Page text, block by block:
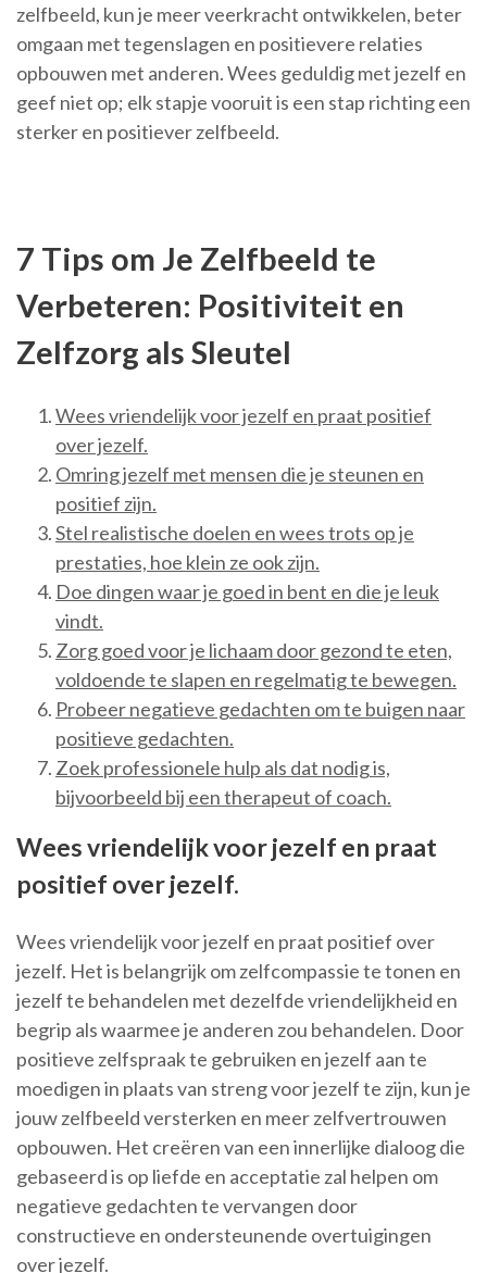
zelfbeeld, kun je meer veerkracht ontwikkelen, beter
omgaan met tegenslagen en positievere relaties
opbouwen met anderen. Wees geduldig met jezelf en
geef niet op; elk stapje vooruit is een stap richting een
sterker en positiever zelfbeeld.
7 Tips om Je Zelfbeeld te
Verbeteren: Positiviteit en
Zelfzorg als Sleutel
Wees vriendelijk voor jezelf en praat positief
over jezelf.
Omring jezelf met mensen die je steunen en
positief zijn.
Stel realistische doelen en wees trots op je
prestaties, hoe klein ze ook zijn.
Doe dingen waar je goed in bent en die je leuk
vindt.
Zorg goed voor je lichaam door gezond te eten,
voldoende te slapen en regelmatig te bewegen.
Probeer negatieve gedachten om te buigen naar
positieve gedachten.
Zoek professionele hulp als dat nodig is,
bijvoorbeeld bij een therapeut of coach.
Wees vriendelijk voor jezelf en praat
positief over jezelf.
Wees vriendelijk voor jezelf en praat positief over
jezelf. Het is belangrijk om zelfcompassie te tonen en
jezelf te behandelen met dezelfde vriendelijkheid en
begrip als waarmee je anderen zou behandelen. Door
positieve zelfspraak te gebruiken en jezelf aan te
moedigen in plaats van streng voor jezelf te zijn, kun je
jouw zelfbeeld versterken en meer zelfvertrouwen
opbouwen. Het creëren van een innerlijke dialoog die
gebaseerd is op liefde en acceptatie zal helpen om
negatieve gedachten te vervangen door
constructieve en ondersteunende overtuigingen
over jezelf.